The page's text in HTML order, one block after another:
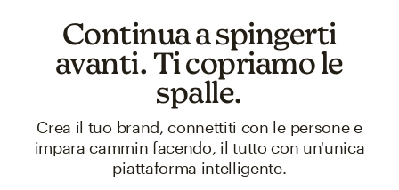
Continua a spingerti
avanti. Ti copriamo le
spalle.
Crea il tuo brand, connettiti con le persone e
impara cammin facendo, il tutto con un'unica
piattaforma intelligente.